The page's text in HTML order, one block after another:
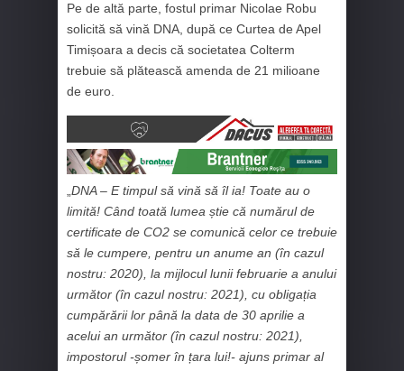
Pe de altă parte, fostul primar Nicolae Robu
solicită să vină DNA, după ce Curtea de Apel
Timișoara a decis că societatea Colterm
trebuie să plătească amenda de 21 milioane
de euro.
DNA – E timpul să vină să îl ia! Toate au o
limită! Când toată lumea știe că numărul de
certificate de CO2 se comunică celor ce trebuie
să le cumpere, pentru un anume an (în cazul
nostru: 2020), la mijlocul lunii februarie a anului
următor (în cazul nostru: 2021), cu obligația
cumpărării lor până la data de 30 aprilie a
acelui an următor (în cazul nostru: 2021),
impostorul -șomer în țara lui!- ajuns primar al